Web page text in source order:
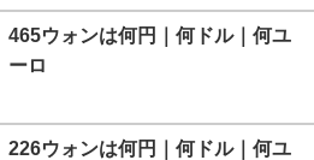
465ウォンは何円｜何ドル｜何ユ
ーロ
226ウォンは何円｜何ドル｜何ユ